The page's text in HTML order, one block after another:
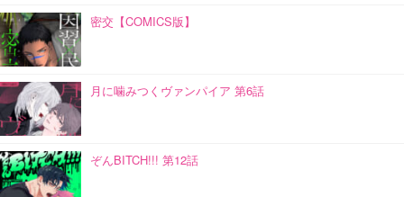
密交【COMICS版】
月に噛みつくヴァンパイア 第6話
ぞんBITCH!!! 第12話